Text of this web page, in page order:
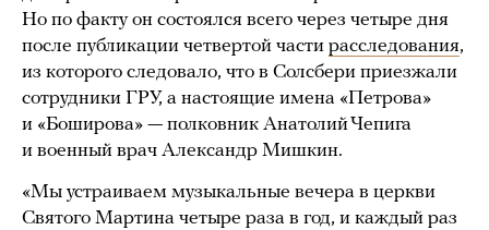
Но по факту он состоялся всего через четыре дня
после публикации четвертой части расследования,
из которого следовало, что в Солсбери приезжали
сотрудники ГРУ, а настоящие имена «Петрова»
и «Боширова» — полковник Анатолий Чепига
и военный врач Александр Мишкин.
«Мы устраиваем музыкальные вечера в церкви
Святого Мартина четыре раза в год, и каждый раз